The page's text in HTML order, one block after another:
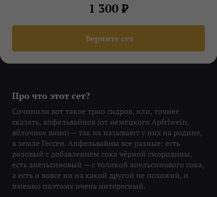
1 300 ₽
Верните сет
Про что этот сет?
Сочинили вот такое трио сидров, или, точнее
сказать, апфельвайнов (от немецкого Apfelwein,
яблочное вино) — так их называют у них на родине,
в земле Гессен. Апфельвайны все разные: есть
розовый с добавлением сока чёрной смородины,
есть апельсиновый — с толикой апельсинового сока,
а есть и вовсе ни на какой другой не похожий, и
именно поэтому очень интересный.